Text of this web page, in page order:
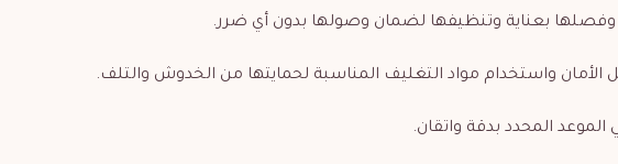
وفصلها بعناية وتنظيفها لضمان وصولها بدون أي ضرر.
واستخدام مواد التغليف المناسبة لحمايتها من الخدوش والتلف.
المحدد بدقة واتقان.